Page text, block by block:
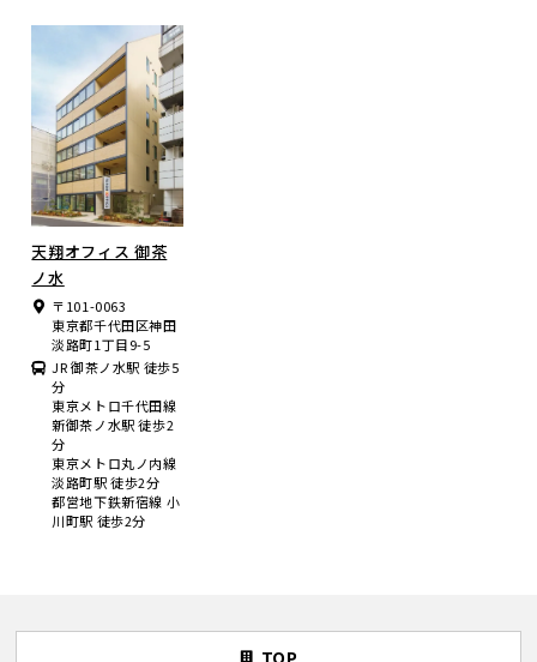
天翔オフィス 御茶
ノ水
〒101-0063
東京都千代田区神田
淡路町1丁目9-5
JR 御茶ノ水駅 徒歩5
分
東京メトロ千代田線
新御茶ノ水駅 徒歩2
分
東京メトロ丸ノ内線
淡路町駅 徒歩2分
都営地下鉄新宿線 小
川町駅 徒歩2分
TOP